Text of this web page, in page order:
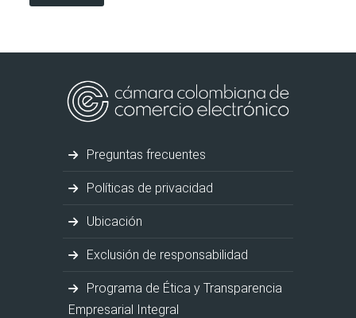
Preguntas frecuentes
Políticas de privacidad
Ubicación
Exclusión de responsabilidad
Programa de Ética y Transparencia
Empresarial Integral